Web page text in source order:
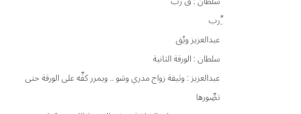
ِِّرب
عبدالعزيز ويُق
سلطان : الورقة الثانية
عبدالعزيز : وثيقة زواج مدري وشو .. ويمرر كفِّه على الورقة حتى
تصِِّورها